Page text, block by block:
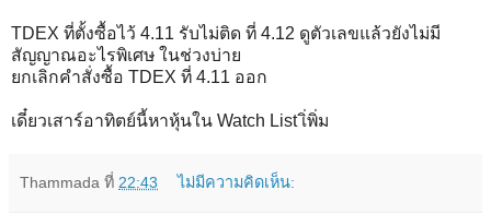
TDEX ที่ตั้งซื้อไว้ 4.11 รับไม่ติด ที่ 4.12 ดูตัวเลขแล้วยังไม่มี
สัญญาณอะไรพิเศษ ในช่วงบ่าย
ยกเลิกคำสั่งซื้อ TDEX ที่ 4.11 ออก
เดี๋ยวเสาร์อาทิตย์นี้หาหุ้นใน Watch List เิ่พิ่ม
Thammada ที่ 22:43 ไม่มีความคิดเห็น: